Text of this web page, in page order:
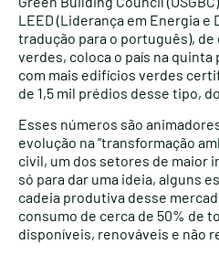
LEED (Liderança em Energia e
tradução para o português),
verdes, coloca o país na quinta
com mais edifícios verdes
de 1,5 mil prédios desse tipo,
Esses números são
evolução na “transformação
civil, um dos setores de maior
só para dar uma ideia, alguns
cadeia produtiva desse
consumo de cerca de 50% de
disponíveis, renováveis e não